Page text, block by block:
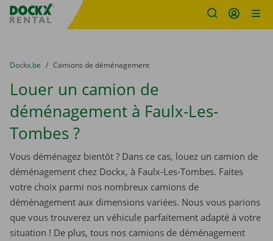
sitename
You are here:
du
Dockx.be to
Camions de déménagement
Louer un camion de
déménagement à Faulx-Les-
Tombes ?
Vous déménagez bientôt ? Dans ce cas, louez un camion de
déménagement chez Dockx, à Faulx-Les-Tombes. Faites
votre choix parmi nos nombreux camions de
déménagement aux dimensions variées. Nous vous parions
que vous trouverez un véhicule parfaitement adapté à votre
situation ! De plus, tous nos camions de déménagement